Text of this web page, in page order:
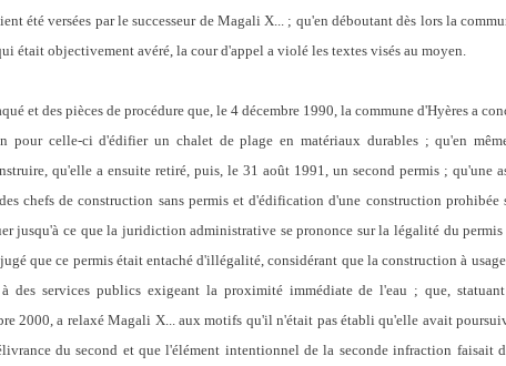
été versées par le successeur de Magali X... ; qu'en déboutant dès lors la
était objectivement avéré, la cour d'appel a violé les textes visés au moyen.
et des pièces de procédure que, le 4 décembre 1990, la commune d'Hyères a
pour celle-ci d'édifier un chalet de plage en matériaux durables ; qu'en
qu'elle a ensuite retiré, puis, le 31 août 1991, un second permis ; qu'une
chefs de construction sans permis et d'édification d'une construction
jusqu'à ce que la juridiction administrative se prononce sur la légalité du
que ce permis était entaché d'illégalité, considérant que la construction à
des services publics exigeant la proximité immédiate de l'eau ; que,
2000, a relaxé Magali X... aux motifs qu'il n'était pas établi qu'elle avait
du second et que l'élément intentionnel de la seconde infraction faisait